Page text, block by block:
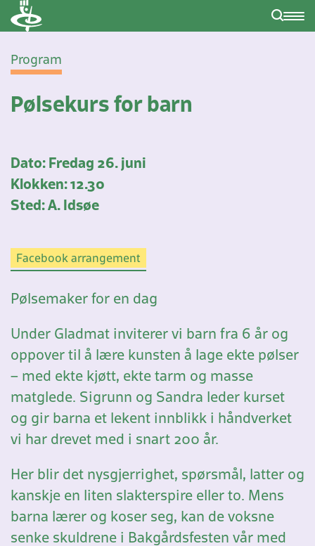
Program
Pølsekurs for barn
Dato: Fredag 26. juni
Klokken: 12.30
Sted: A. Idsøe
Facebook arrangement
Pølsemaker for en dag
Under Gladmat inviterer vi barn fra 6 år og
oppover til å lære kunsten å lage ekte pølser
– med ekte kjøtt, ekte tarm og masse
matglede. Sigrunn og Sandra leder kurset
og gir barna et lekent innblikk i håndverket
vi har drevet med i snart 200 år.
Her blir det nysgjerrighet, spørsmål, latter og
kanskje en liten slakterspire eller to. Mens
barna lærer og koser seg, kan de voksne
senke skuldrene i Bakgårdsfesten vår med